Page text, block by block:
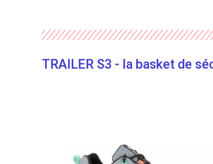
TRAILER S3 - la basket de